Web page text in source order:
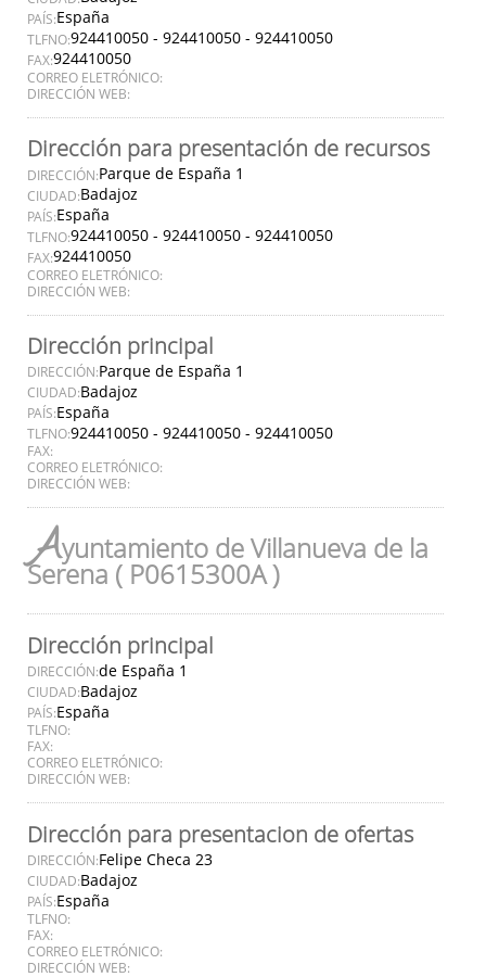
PAÍS:España
TLFNO:924410050 - 924410050 - 924410050
FAX:924410050
CORREO ELETRÓNICO:
DIRECCIÓN WEB:
Dirección para presentación de recursos
DIRECCIÓN:Parque de España 1
CIUDAD:Badajoz
PAÍS:España
TLFNO:924410050 - 924410050 - 924410050
FAX:924410050
CORREO ELETRÓNICO:
DIRECCIÓN WEB:
Dirección principal
DIRECCIÓN:Parque de España 1
CIUDAD:Badajoz
PAÍS:España
TLFNO:924410050 - 924410050 - 924410050
FAX:
CORREO ELETRÓNICO:
DIRECCIÓN WEB:
Ayuntamiento de Villanueva de la
Serena ( P0615300A )
Dirección principal
DIRECCIÓN:de España 1
CIUDAD:Badajoz
PAÍS:España
TLFNO:
FAX:
CORREO ELETRÓNICO:
DIRECCIÓN WEB:
Dirección para presentacion de ofertas
DIRECCIÓN:Felipe Checa 23
CIUDAD:Badajoz
PAÍS:España
TLFNO:
FAX:
CORREO ELETRÓNICO:
DIRECCIÓN WEB: